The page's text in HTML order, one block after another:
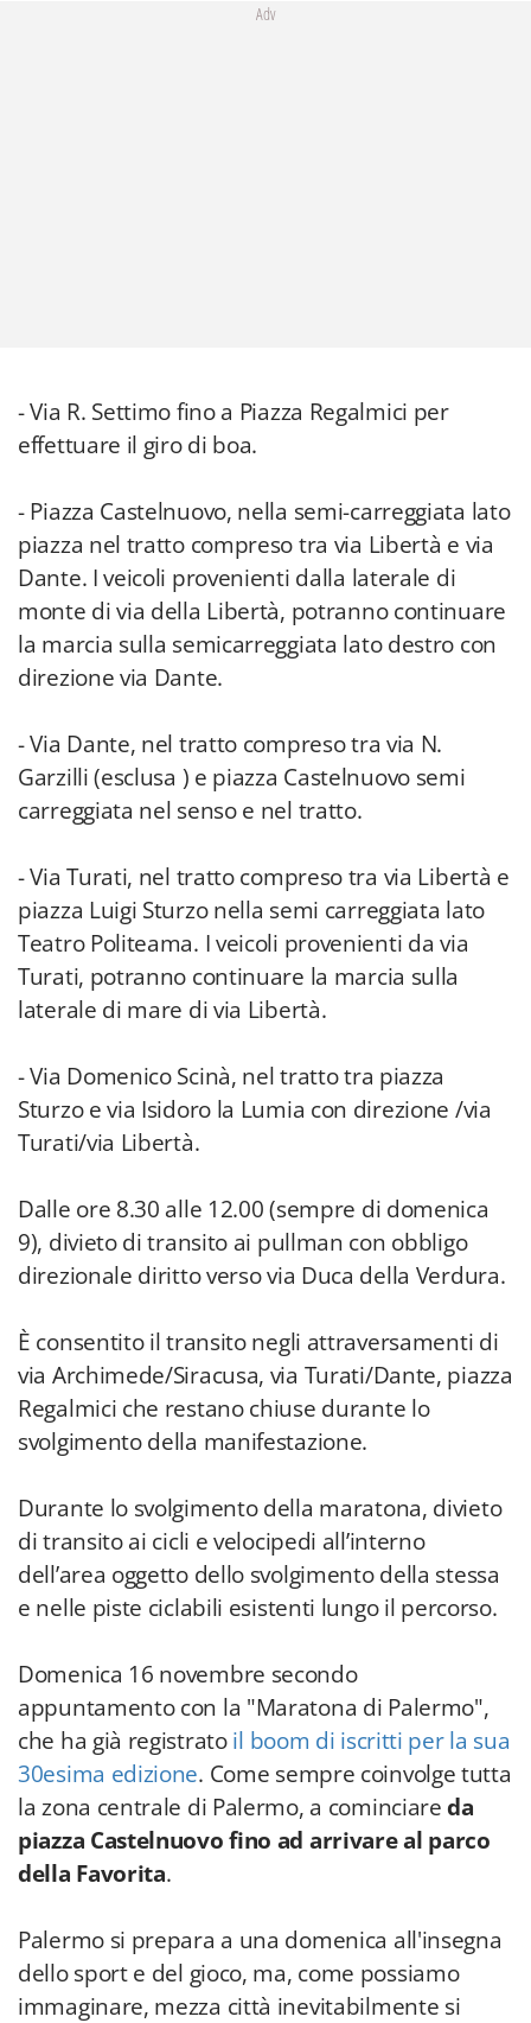
Adv
- Via R. Settimo fino a Piazza Regalmici per
effettuare il giro di boa.
- Piazza Castelnuovo, nella semi-carreggiata lato
piazza nel tratto compreso tra via Libertà e via
Dante. I veicoli provenienti dalla laterale di
monte di via della Libertà, potranno continuare
la marcia sulla semicarreggiata lato destro con
direzione via Dante.
- Via Dante, nel tratto compreso tra via N.
Garzilli (esclusa ) e piazza Castelnuovo semi
carreggiata nel senso e nel tratto.
- Via Turati, nel tratto compreso tra via Libertà e
piazza Luigi Sturzo nella semi carreggiata lato
Teatro Politeama. I veicoli provenienti da via
Turati, potranno continuare la marcia sulla
laterale di mare di via Libertà.
- Via Domenico Scinà, nel tratto tra piazza
Sturzo e via Isidoro la Lumia con direzione /via
Turati/via Libertà.
Dalle ore 8.30 alle 12.00 (sempre di domenica
9), divieto di transito ai pullman con obbligo
direzionale diritto verso via Duca della Verdura.
È consentito il transito negli attraversamenti di
via Archimede/Siracusa, via Turati/Dante, piazza
Regalmici che restano chiuse durante lo
svolgimento della manifestazione.
Durante lo svolgimento della maratona, divieto
di transito ai cicli e velocipedi all’interno
dell’area oggetto dello svolgimento della stessa
e nelle piste ciclabili esistenti lungo il percorso.
Domenica 16 novembre secondo
appuntamento con la "Maratona di Palermo",
che ha già registratoil boom di iscritti per la sua
30esima edizione. Come sempre coinvolge tutta
la zona centrale di Palermo, a cominciareda
piazza Castelnuovo fino ad arrivare al parco
della Favorita.
Palermo si prepara a una domenica all'insegna
dello sport e del gioco, ma, come possiamo
immaginare, mezza città inevitabilmente si